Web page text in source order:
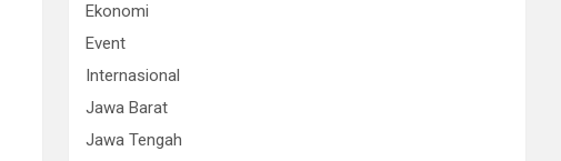
Ekonomi
Event
Internasional
Jawa Barat
Jawa Tengah